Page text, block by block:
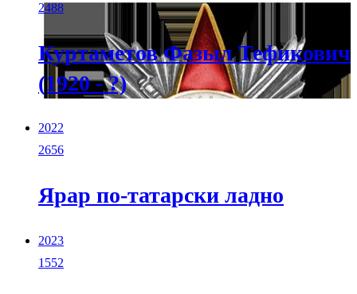
2488
Куртаметов Фазыл Тефикович
(1920 - ?)
2022
2656
Ярар по-татарски ладно
2023
1552